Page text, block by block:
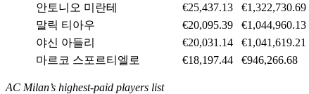
안토니오 미란테
€25,437.13 €1,322,730.69
말릭 티아우
€20,095.39 €1,044,960.13
야신 아들리
€20,031.14 €1,041,619.21
마르코 스포르티엘로
€18,197.44 €946,266.68
AC Milan’s highest-paid players list